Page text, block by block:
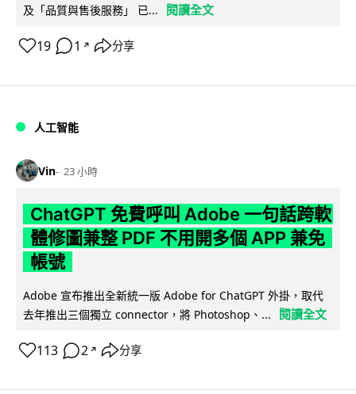
及「品質與售後服務」 已...
閱讀全文
19 1 ↗ 分享
人工智能
Vin 23 小時
ChatGPT 免費呼叫 Adobe 一句話跨軟
體修圖兼整 PDF 不用開多個 APP 兼免
帳號
Adobe 宣布推出全新統一版 Adobe for ChatGPT 外掛，取代
去年推出三個獨立 connector，將 Photoshop、...
閱讀全文
113 2 ↗ 分享